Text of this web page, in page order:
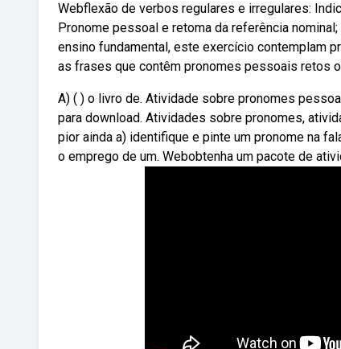
Webflexão de verbos regulares e irregulares:
Pronome pessoal e retoma da referência
ensino fundamental, este exercício contemplam
as frases que contêm pronomes pessoais retos
A) ( ) o livro de. Atividade sobre pronomes
para download. Atividades sobre pronomes,
pior ainda a) identifique e pinte um pronome na
o emprego de um. Webobtenha um pacote de